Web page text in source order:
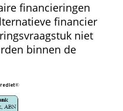
financieringen
financier
niet
binnen de